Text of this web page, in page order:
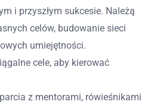
i przyszłym sukcesie. Należą
celów, budowanie sieci
umiejętności.
cele, aby kierować
z mentorami, rówieśnikami